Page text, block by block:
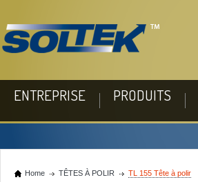
ENTREPRISE PRODUITS
Home TÊTES À POLIR TL 155 Tête à polir